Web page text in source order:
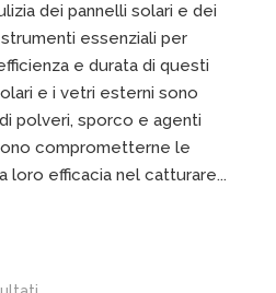
dei pannelli solari e dei
essenziali per
e durata di questi
e i vetri esterni sono
polveri, sporco e agenti
comprometterne le
loro efficacia nel catturare...